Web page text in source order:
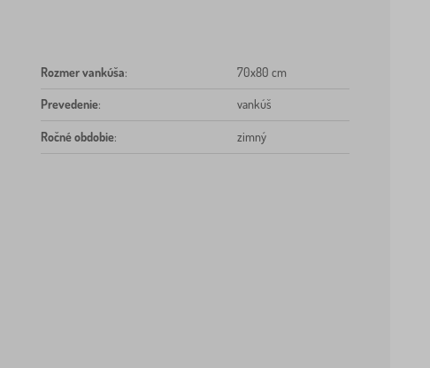
Rozmer vankúša: 70x80 cm
Prevedenie: vankúš
Ročné obdobie: zimný